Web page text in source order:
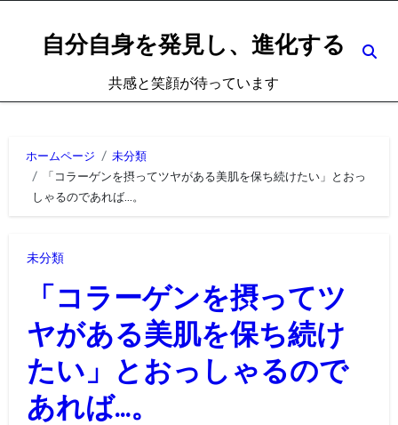
自分自身を発見し、進化する
共感と笑顔が待っています
ホームページ
未分類
「コラーゲンを摂ってツヤがある美肌を保ち続けたい」とおっ
しゃるのであれば…。
未分類
「コラーゲンを摂ってツ
ヤがある美肌を保ち続け
たい」とおっしゃるので
あれば…。